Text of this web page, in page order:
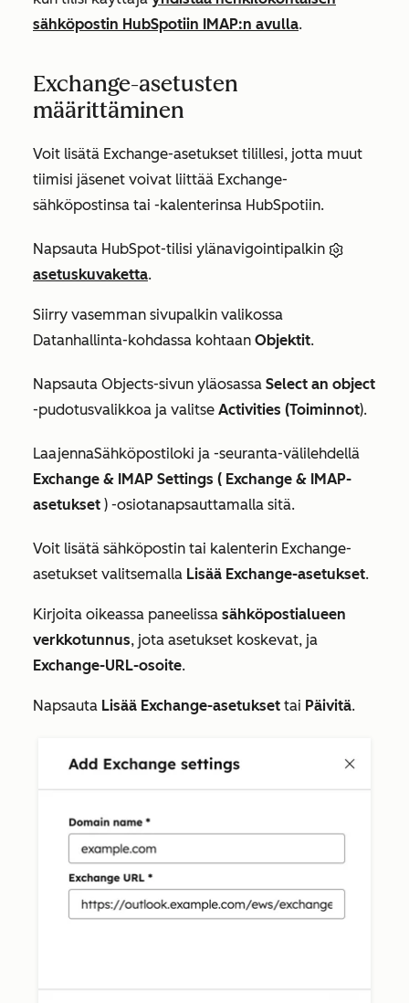
sähköpostin HubSpotiin IMAP:n avulla.
Exchange-asetusten
määrittäminen
Voit lisätä Exchange-asetukset tilillesi, jotta muut
tiimisi jäsenet voivat liittää Exchange-
sähköpostinsa tai -kalenterinsa HubSpotiin.
Napsauta HubSpot-tilisi ylänavigointipalkin
asetuskuvaketta.
Siirry vasemman sivupalkin valikossa
Datanhallinta-kohdassa kohtaan Objektit.
Napsauta Objects-sivun yläosassa Select an object
-pudotusvalikkoa ja valitse Activities (Toiminnot).
LaajennaSähköpostiloki ja -seuranta-välilehdellä
Exchange & IMAP Settings ( Exchange & IMAP-
asetukset ) -osiotanapsauttamalla sitä.
Voit lisätä sähköpostin tai kalenterin Exchange-
asetukset valitsemalla Lisää Exchange-asetukset.
Kirjoita oikeassa paneelissa sähköpostialueen
verkkotunnus, jota asetukset koskevat, ja
Exchange-URL-osoite.
Napsauta Lisää Exchange-asetukset tai Päivitä.